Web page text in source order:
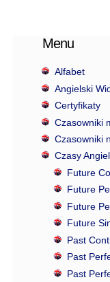
Menu
Alfabet
Angielski
Certyfikaty
Czasowniki
Czasowniki
Czasy
Future
Future
Future
Future
Past
Past
Past